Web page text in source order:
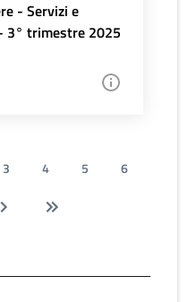
- Servizi e
3° trimestre 2025
3 4 5
6